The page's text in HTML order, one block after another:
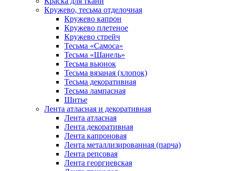
Кружево, тесьма отделочная
Кружево капрон
Кружево плетеное
Кружево стрейч
Тесьма «Самоса»
Тесьма «Шанель»
Тесьма вьюнок
Тесьма вязаная (хлопок)
Тесьма декоративная
Тесьма лампасная
Шитье
Лента атласная и декоративная
Лента атласная
Лента декоративная
Лента капроновая
Лента металлизированная (парча)
Лента репсовая
Лента георгиевская